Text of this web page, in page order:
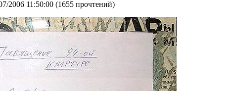
2006 11:50:00 (1655 прочтений)